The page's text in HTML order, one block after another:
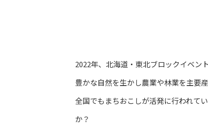
2022年、北海道・東北ブロックイベン
豊かな自然を生かし農業や林業を主要
全国でもまちおこしが活発に行われて
か？